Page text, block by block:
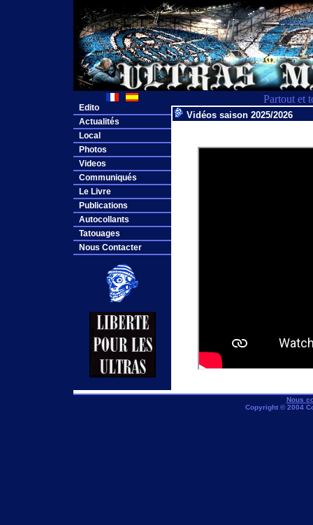
Partout et
Edito
Actualités
Local
Photos
Videos
Communiqués
Le Livre
Publications
Autocollants
Tatouages
Nous Contacter
Vidéos saison 2025/2026
Nous
Copyright © 2004